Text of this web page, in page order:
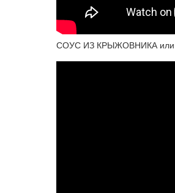
СОУС ИЗ КРЫЖОВНИКА